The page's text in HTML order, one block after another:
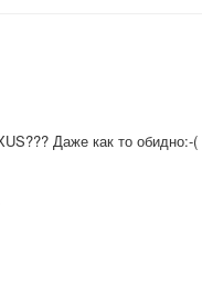
Даже как то обидно:-(